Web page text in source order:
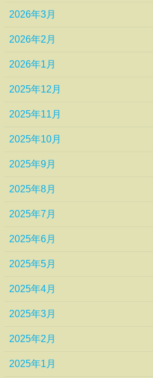
2026年3月
2026年2月
2026年1月
2025年12月
2025年11月
2025年10月
2025年9月
2025年8月
2025年7月
2025年6月
2025年5月
2025年4月
2025年3月
2025年2月
2025年1月